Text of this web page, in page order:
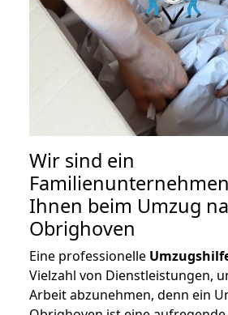
Wir sind ein
Ihnen beim Umzug
Obrighoven
Eine professionelle
Vielzahl von Dienstleistungen,
Arbeit abzunehmen, denn ein